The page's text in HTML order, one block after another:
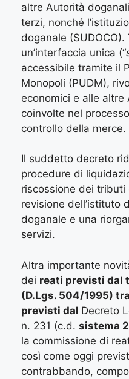
altre Autorità
terzi, nonché
doganale
un’interfaccia unica (“
accessibile tramite il
Monopoli (PUDM),
economici e alle altre
coinvolte nel
controllo della merce.
Il suddetto decreto
procedure di
riscossione dei tributi
revisione dell’istituto
doganale e una
servizi.
Altra importante
dei reati previsti dal
(D.Lgs. 504/1995)
previsti dal Decreto
n. 231 (c.d. sistema
la commissione di
così come oggi
contrabbando,